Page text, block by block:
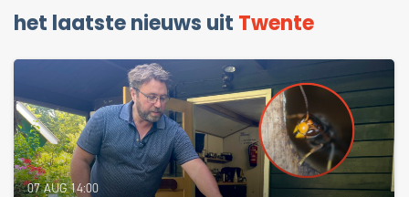
het laatste nieuws uit Twente
07 AUG 14:00